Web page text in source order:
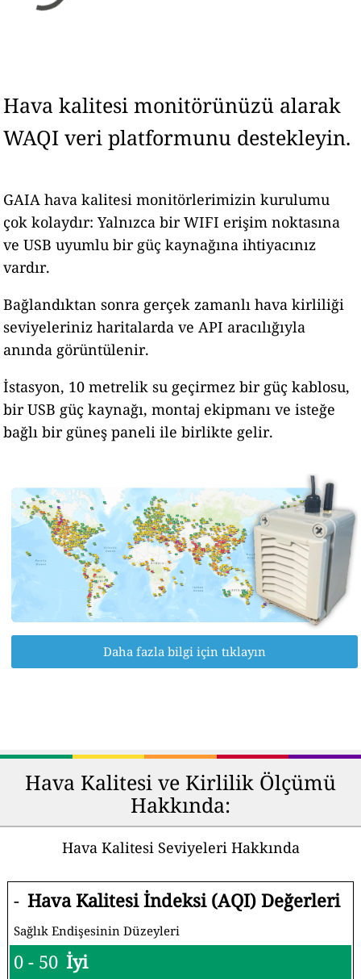
Hava kalitesi monitörünüzü alarak
WAQI veri platformunu destekleyin.
GAIA hava kalitesi monitörlerimizin kurulumu
çok kolaydır: Yalnızca bir WIFI erişim noktasına
ve USB uyumlu bir güç kaynağına ihtiyacınız
vardır.
Bağlandıktan sonra gerçek zamanlı hava kirliliği
seviyeleriniz haritalarda ve API aracılığıyla
anında görüntülenir.
İstasyon, 10 metrelik su geçirmez bir güç kablosu,
bir USB güç kaynağı, montaj ekipmanı ve isteğe
bağlı bir güneş paneli ile birlikte gelir.
Daha fazla bilgi için tıklayın
Hava Kalitesi ve Kirlilik Ölçümü
Hakkında:
Hava Kalitesi Seviyeleri Hakkında
- Hava Kalitesi İndeksi (AQI) Değerleri
Sağlık Endişesinin Düzeyleri
0 - 50 İyi